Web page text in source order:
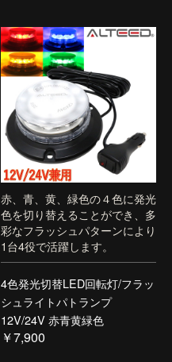
赤、青、黄、緑色の４色に発光
色を切り替えることができ、多
彩なフラッシュパターンにより
1台4役で活躍します。
4色発光切替LED回転灯/フラッ
シュライトパトランプ
12V/24V 赤青黄緑色
￥7,900